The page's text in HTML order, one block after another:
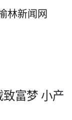
富梦 小产